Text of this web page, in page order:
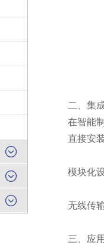
二、集成
在智能制
直接安装
模块化设
无线传输
三、应用